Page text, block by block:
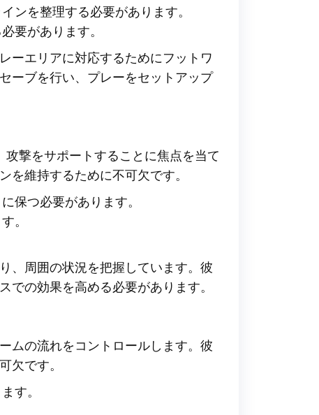
ンを整理する必要があります。
要があります。
ーエリアに対応するためにフットワ
ーブを行い、プレーをセットアップ
撃をサポートすることに焦点を当て
を維持するために不可欠です。
保つ必要があります。
。
、周囲の状況を把握しています。彼
での効果を高める必要があります。
ムの流れをコントロールします。彼
欠です。
す。